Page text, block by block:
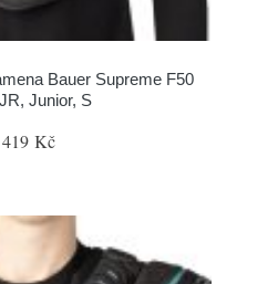
Bauer Supreme F50
Junior, S
Kč